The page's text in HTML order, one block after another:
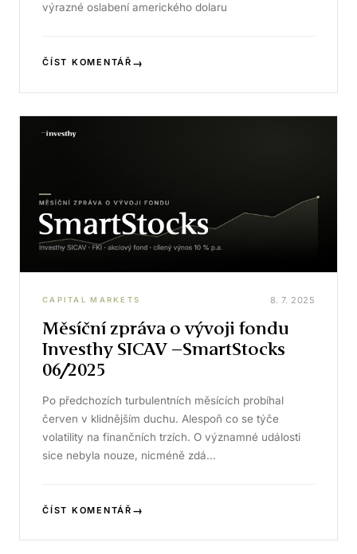
výrazné oslabení amerického dolaru
ČÍST KOMENTÁŘ →
CAPITAL MARKETS 8. 7. 2025
Měsíční zpráva o vývoji fondu
Investhy SICAV –SmartStocks
06/2025
Po předchozích turbulentních měsících probíhal
červen v klidnějším duchu. Alespoň co se týče
volatility na finančních trzích. O významné události
sice nebyla nouze, nicméně zdá…
ČÍST KOMENTÁŘ →